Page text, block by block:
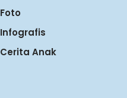
Foto
Infografis
Cerita Anak